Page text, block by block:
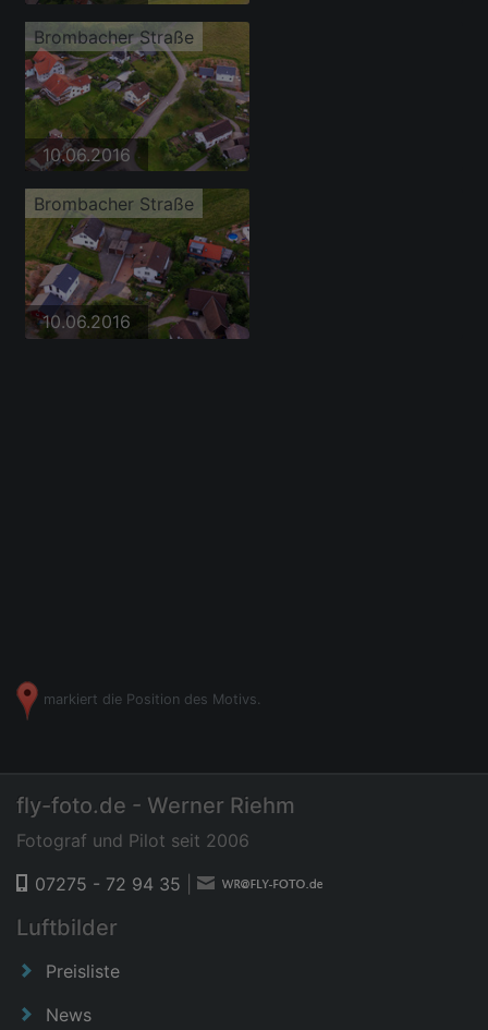
Brombacher Straße
10.06.2016
Brombacher Straße
10.06.2016
markiert die Position des Motivs.
fly-foto.de - Werner Riehm
Fotograf und Pilot seit 2006
07275 - 72 94 35
Luftbilder
Preisliste
News